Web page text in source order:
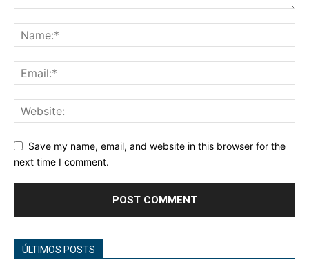
Save my name, email, and website in this browser for the
next time I comment.
ÚLTIMOS POSTS